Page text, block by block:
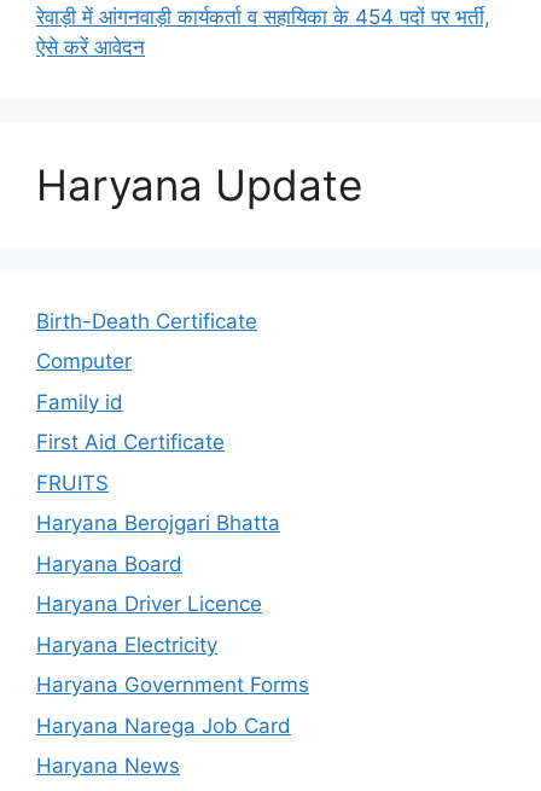
रेवाड़ी में आंगनवाड़ी कार्यकर्ता व सहायिका के 454 पदों पर भर्ती,
ऐसे करें आवेदन
Haryana Update
Birth-Death Certificate
Computer
Family id
First Aid Certificate
FRUITS
Haryana Berojgari Bhatta
Haryana Board
Haryana Driver Licence
Haryana Electricity
Haryana Government Forms
Haryana Narega Job Card
Haryana News